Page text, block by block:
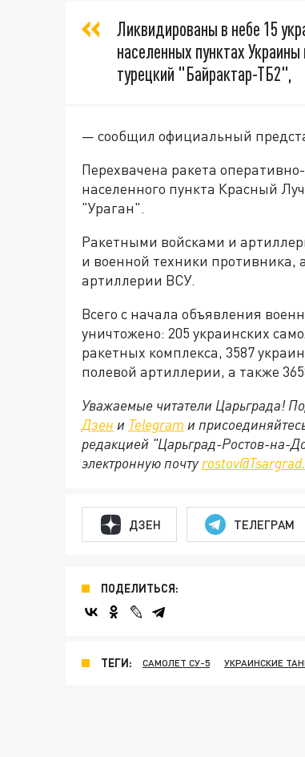
Ликвидированы в небе 15
населенных пунктах
турецкий "Байрактар-ТБ2",
— сообщил официальный
Перехвачена ракета
населенного пункта Красный
"Ураган".
Ракетными войсками и
и военной техники противника,
артиллерии ВСУ.
Всего с начала объявления
уничтожено: 205 украинских
ракетных комплекса, 3587
полевой артиллерии, а также
Уважаемые читатели Царьграда!
Дзен и Telegram и
редакцией "Царьград-Ростов-на-
электронную почту
ДЗЕН ТЕЛЕГРАМ
ПОДЕЛИТЬСЯ:
ТЕГИ: САМОЛЕТ СУ-5 УКРАИНСКИЕ